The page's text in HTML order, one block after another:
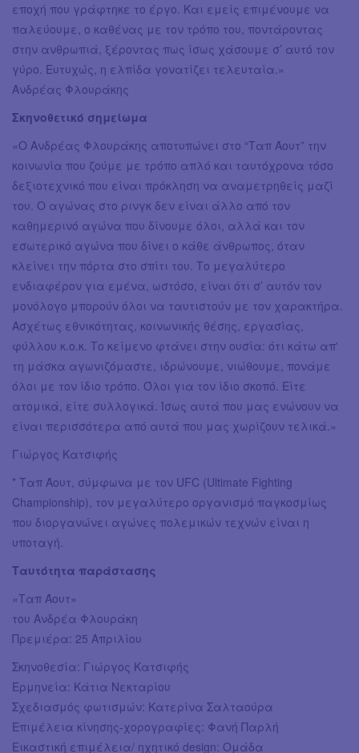
εποχή που γράφτηκε το έργο. Και εμείς επιμένουμε να
παλεύουμε, ο καθένας με τον τρόπο του, ποντάροντας
στην ανθρωπιά, ξέροντας πως ίσως χάσουμε σ’ αυτό τον
γύρο. Ευτυχώς, η ελπίδα γονατίζει τελευταία.»
Ανδρέας Φλουράκης
Σκηνοθετικό σημείωμα
«Ο Ανδρέας Φλουράκης αποτυπώνει στο “Ταπ Άουτ” την
κοινωνία που ζούμε με τρόπο απλό και ταυτόχρονα τόσο
δεξιοτεχνικό που είναι πρόκληση να αναμετρηθείς μαζί
του. Ο αγώνας στο ρινγκ δεν είναι άλλο από τον
καθημερινό αγώνα που δίνουμε όλοι, αλλά και τον
εσωτερικό αγώνα που δίνει ο κάθε άνθρωπος, όταν
κλείνει την πόρτα στο σπίτι του. Το μεγαλύτερο
ενδιαφέρον για εμένα, ωστόσο, είναι ότι σ’ αυτόν τον
μονόλογο μπορούν όλοι να ταυτιστούν με τον χαρακτήρα.
Ασχέτως εθνικότητας, κοινωνικής θέσης, εργασίας,
φύλλου κ.ο.κ. Το κείμενο φτάνει στην ουσία: ότι κάτω απ'
τη μάσκα αγωνιζόμαστε, ιδρώνουμε, νιώθουμε, πονάμε
όλοι με τον ίδιο τρόπο. Όλοι για τον ίδιο σκοπό. Είτε
ατομικά, είτε συλλογικά. Ίσως αυτά που μας ενώνουν να
είναι περισσότερα από αυτά που μας χωρίζουν τελικά.»
Γιώργος Κατσιφής
* Ταπ Άουτ, σύμφωνα με τον UFC (Ultimate Fighting
Championship), τον μεγαλύτερο οργανισμό παγκοσμίως
που διοργανώνει αγώνες πολεμικών τεχνών είναι η
υποταγή.
Ταυτότητα παράστασης
«Ταπ Άουτ»
του Ανδρέα Φλουράκη
Πρεμιέρα: 25 Απριλίου
Σκηνοθεσία: Γιώργος Κατσιφής
Ερμηνεία: Κάτια Νεκταρίου
Σχεδιασμός φωτισμών: Κατερίνα Σαλταούρα
Επιμέλεια κίνησης-χορογραφίες: Φανή Παρλή
Εικαστική επιμέλεια/ ηχητικό design: Ομάδα